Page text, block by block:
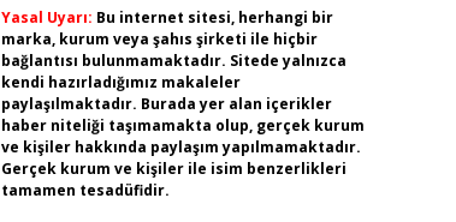
Yasal Uyarı: Bu internet sitesi, herhangi bir
marka, kurum veya şahıs şirketi ile hiçbir
bağlantısı bulunmamaktadır. Sitede yalnızca
kendi hazırladığımız makaleler
paylaşılmaktadır. Burada yer alan içerikler
haber niteliği taşımamakta olup, gerçek kurum
ve kişiler hakkında paylaşım yapılmamaktadır.
Gerçek kurum ve kişiler ile isim benzerlikleri
tamamen tesadüfidir.